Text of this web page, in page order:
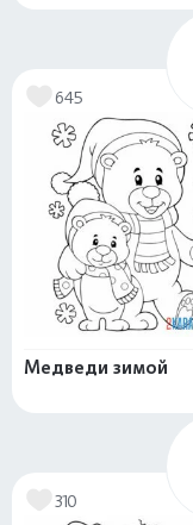
645
Медведи зимой
310